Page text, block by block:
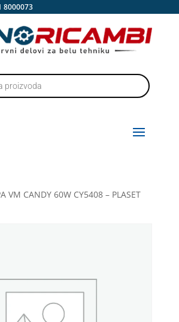
8000073
VM CANDY 60W CY5408 – PLASET